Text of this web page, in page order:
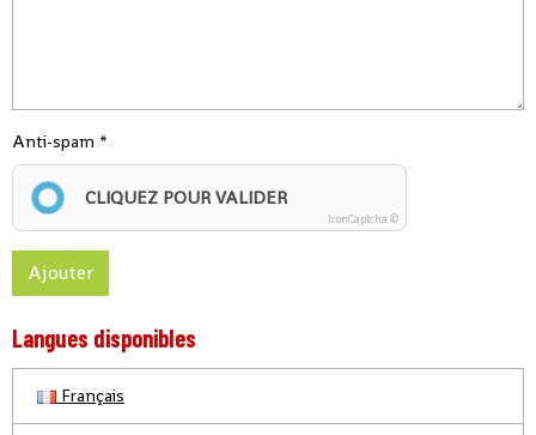
Anti-spam
CLIQUEZ POUR VALIDER
IconCaptcha ©
Ajouter
Langues disponibles
Français